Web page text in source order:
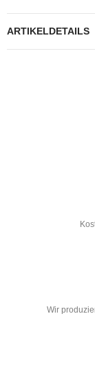
ARTIKELDETAILS
Wir